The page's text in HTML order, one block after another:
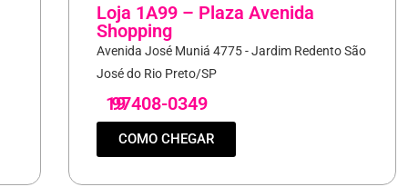
Loja 1A99 – Plaza Avenida
Shopping
Avenida José Muniá 4775 - Jardim Redento São
José do Rio Preto/SP
19
97408-0349
COMO CHEGAR